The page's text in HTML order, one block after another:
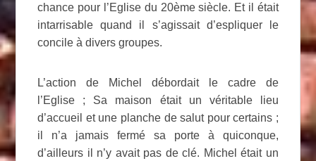
chance pour l’Eglise du 20ème siècle. Et il était
intarrisable quand il s’agissait d’espliquer le
concile à divers groupes.
L’action de Michel débordait le cadre de
l’Eglise ; Sa maison était un véritable lieu
d’accueil et une planche de salut pour certains ;
il n’a jamais fermé sa porte à quiconque,
d’ailleurs il n’y avait pas de clé. Michel était un